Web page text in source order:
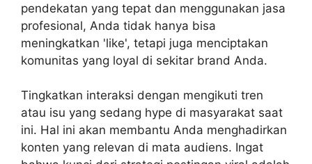
pendekatan yang tepat dan menggunakan jasa
profesional, Anda tidak hanya bisa
meningkatkan 'like', tetapi juga menciptakan
komunitas yang loyal di sekitar brand Anda.
Tingkatkan interaksi dengan mengikuti tren
atau isu yang sedang hype di masyarakat saat
ini. Hal ini akan membantu Anda menghadirkan
konten yang relevan di mata audiens. Ingat